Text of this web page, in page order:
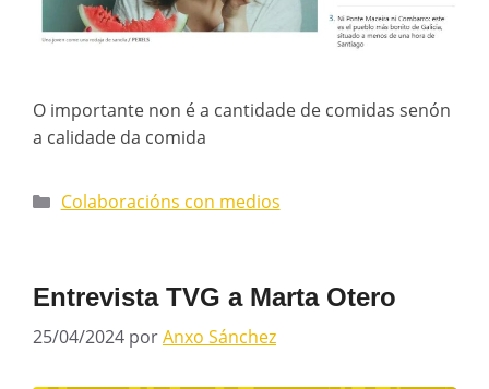
O importante non é a cantidade de comidas senón
a calidade da comida
Colaboracións con medios
Entrevista TVG a Marta Otero
25/04/2024 porAnxo Sánchez